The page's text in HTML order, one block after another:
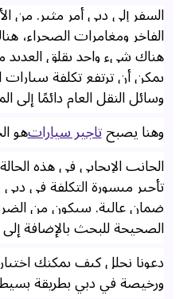
السفر إلى دبي أمر مثير. من
الفاخر ومغامرات الصحراء،
هناك شيء واحد يقلق العديد
يمكن أن ترتفع تكلفة سيارات
وسائل النقل العام دائمًا إلى
وهنا يصبحتاجير سياراتهو
الجانب الإيجابي في هذه
تأجير ميسورة التكلفة في
ضمان عالية. سيكون من
الصحيحة للبحث بالإضافة إلى
دعونا نحلل كيف يمكنك
ورخيصة في دبي بطريقة